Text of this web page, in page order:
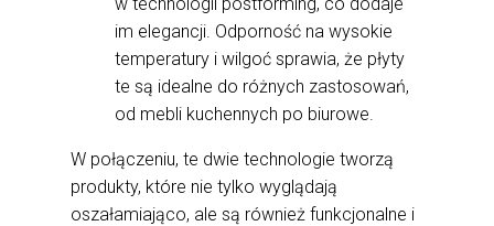
im elegancji. Odporność na wysokie
temperatury i wilgoć sprawia, że płyty
te są idealne do różnych zastosowań,
od mebli kuchennych po biurowe.
W połączeniu, te dwie technologie tworzą
produkty, które nie tylko wyglądają
oszałamiająco, ale są również funkcjonalne i